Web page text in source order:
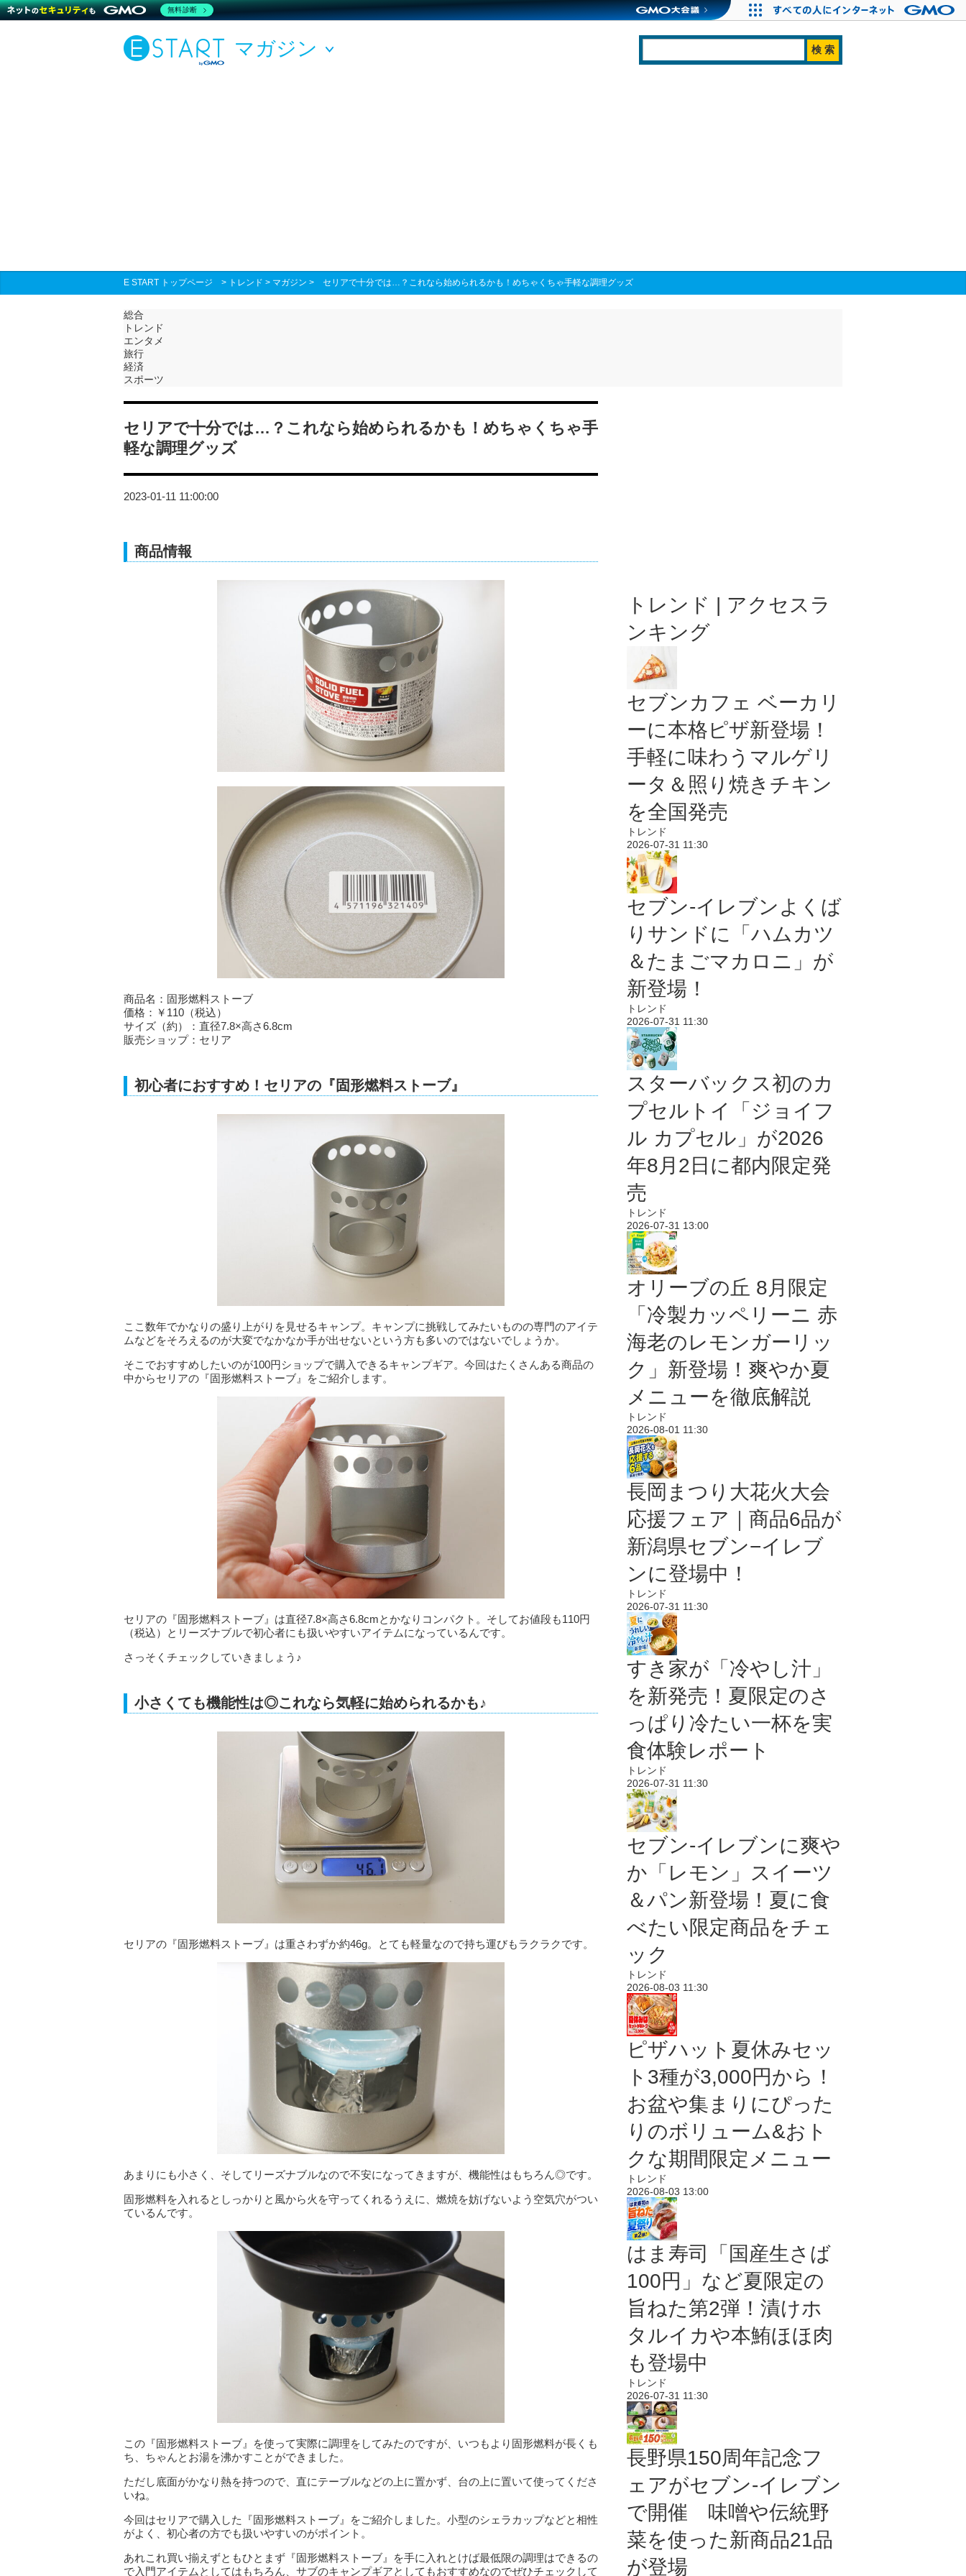
マガジン
E START トップページ > トレンド > マガジン > セリアで十分では…？これなら始められるかも！めちゃくちゃ手軽な調理グッズ
総合
トレンド
エンタメ
旅行
経済
スポーツ
セリアで十分では…？これなら始められるかも！めちゃくちゃ手
軽な調理グッズ
2023-01-11 11:00:00
商品情報
商品名：固形燃料ストーブ
価格：￥110（税込）
サイズ（約）：直径7.8×高さ6.8cm
販売ショップ：セリア
初心者におすすめ！セリアの『固形燃料ストーブ』
ここ数年でかなりの盛り上がりを見せるキャンプ。キャンプに挑戦してみたいものの専門のアイテ
ムなどをそろえるのが大変でなかなか手が出せないという方も多いのではないでしょうか。
そこでおすすめしたいのが100円ショップで購入できるキャンプギア。今回はたくさんある商品の
中からセリアの『固形燃料ストーブ』をご紹介します。
セリアの『固形燃料ストーブ』は直径7.8×高さ6.8cmとかなりコンパクト。そしてお値段も110円
（税込）とリーズナブルで初心者にも扱いやすいアイテムになっているんです。
さっそくチェックしていきましょう♪
小さくても機能性は◎これなら気軽に始められるかも♪
セリアの『固形燃料ストーブ』は重さわずか約46g。とても軽量なので持ち運びもラクラクです。
あまりにも小さく、そしてリーズナブルなので不安になってきますが、機能性はもちろん◎です。
固形燃料を入れるとしっかりと風から火を守ってくれるうえに、燃焼を妨げないよう空気穴がつい
ているんです。
この『固形燃料ストーブ』を使って実際に調理をしてみたのですが、いつもより固形燃料が長くも
ち、ちゃんとお湯を沸かすことができました。
ただし底面がかなり熱を持つので、直にテーブルなどの上に置かず、台の上に置いて使ってくださ
いね。
今回はセリアで購入した『固形燃料ストーブ』をご紹介しました。小型のシェラカップなどと相性
がよく、初心者の方でも扱いやすいのがポイント。
あれこれ買い揃えずともひとまず『固形燃料ストーブ』を手に入れとけば最低限の調理はできるの
で入門アイテムとしてはもちろん、サブのキャンプギアとしてもおすすめなのでぜひチェックして
トレンド | アクセスラ
ンキング
セブンカフェ ベーカリ
ーに本格ピザ新登場！
手軽に味わうマルゲリ
ータ＆照り焼きチキン
を全国発売
トレンド
2026-07-31 11:30
セブン‐イレブンよくば
りサンドに「ハムカツ
＆たまごマカロニ」が
新登場！
トレンド
2026-07-31 11:30
スターバックス初のカ
プセルトイ「ジョイフ
ル カプセル」が2026
年8月2日に都内限定発
売
トレンド
2026-07-31 13:00
オリーブの丘 8月限定
「冷製カッペリーニ 赤
海老のレモンガーリッ
ク」新登場！爽やか夏
メニューを徹底解説
トレンド
2026-08-01 11:30
長岡まつり大花火大会
応援フェア｜商品6品が
新潟県セブン−イレブ
ンに登場中！
トレンド
2026-07-31 11:30
すき家が「冷やし汁」
を新発売！夏限定のさ
っぱり冷たい一杯を実
食体験レポート
トレンド
2026-07-31 11:30
セブン‐イレブンに爽や
か「レモン」スイーツ
＆パン新登場！夏に食
べたい限定商品をチェ
ック
トレンド
2026-08-03 11:30
ピザハット夏休みセッ
ト3種が3,000円から！
お盆や集まりにぴった
りのボリューム&おト
クな期間限定メニュー
トレンド
2026-08-03 13:00
はま寿司「国産生さば
100円」など夏限定の
旨ねた第2弾！漬けホ
タルイカや本鮪ほほ肉
も登場中
トレンド
2026-07-31 11:30
長野県150周年記念フ
ェアがセブン-イレブン
で開催 味噌や伝統野
菜を使った新商品21品
が登場
無料診断